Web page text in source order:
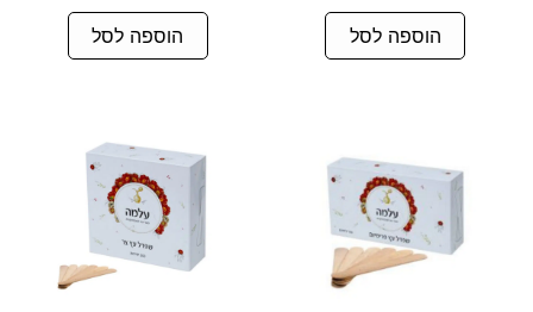
הוספה לסל הוספה לסל